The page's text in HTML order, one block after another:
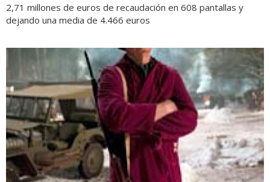
2,71 millones de euros de recaudación en 608 pantallas y
dejando una media de 4.466 euros